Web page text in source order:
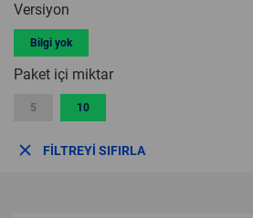
Versiyon
Bilgi yok
Paket içi miktar
5 10
FILTREYI SIFIRLA